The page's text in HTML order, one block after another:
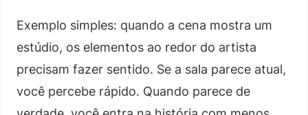
Exemplo simples: quando a cena mostra um
estúdio, os elementos ao redor do artista
precisam fazer sentido. Se a sala parece atual,
você percebe rápido. Quando parece de